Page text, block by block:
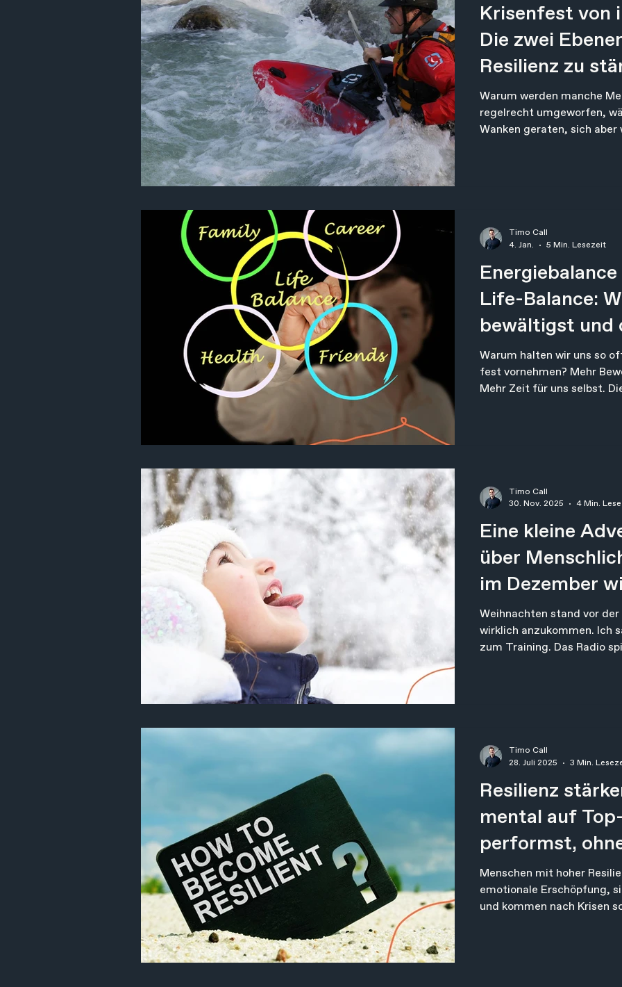
Krisenfest von
Die zwei
Resilienz zu
Warum werden manche
regelrecht umgeworfen,
Wanken geraten, sich
kommt, muss das Haus
entscheidet darüber, wie
Life-Balance:
bewältigst und
nachhaltig
Warum halten wir uns so
fest vornehmen? Mehr
Mehr Zeit für uns selbst.
Timo Call
4. Jan.
5 Min. Lesezeit
Eine kleine
über
im Dezember
Momente
Weihnachten stand vor
wirklich anzukommen. Ich
zum Training. Das Radio
durch den Schnee, blieb
Kopf in den Na
Timo Call
30. Nov. 2025
4 Min.
Resilienz
mental auf
performst,
Menschen mit hoher
emotionale Erschöpfung,
und kommen nach Krisen
Timo Call
28. Juli 2025
3 Min.